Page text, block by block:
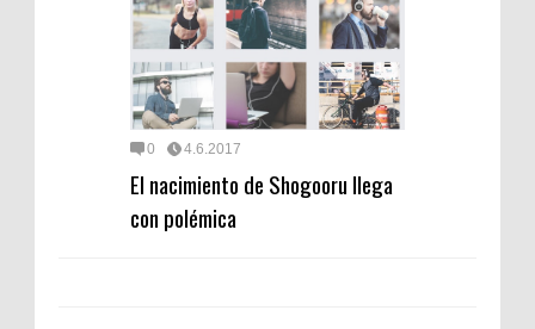
0 4.6.2017
El nacimiento de Shogooru llega
con polémica